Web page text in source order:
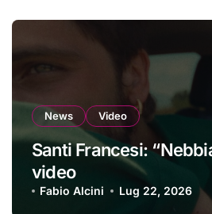
News Video
Santi Francesi:
video
Fabio Alcini Lug 22, 2026